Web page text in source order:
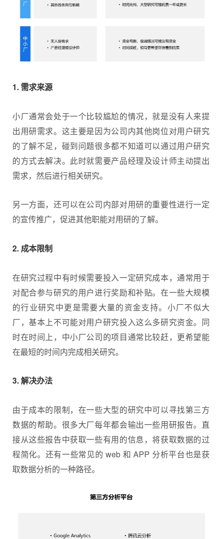
1. 需求来源
小厂通常会处于一个比较尴尬的情况，就是没有人来提
出用研需求。这主要是因为公司内其他岗位对用户研究
的了解不足，碰到问题很多都不知道可以通过用户研究
的方式去解决。此时就需要产品经理及设计师主动提出
需求，然后进行相关研究。
另一方面，还可以在公司内部对用研的重要性进行一定
的宣传推广，促进其他职能对用研的了解。
2. 成本限制
在研究过程中有时候需要投入一定研究成本，通常用于
对配合参与研究的用户进行奖励和补贴。在一些大规模
的行业研究中更是需要大量的资金支持。小厂不似大
厂，基本上不可能对用户研究投入这么多研究资金。同
时在时间上，中小厂公司的项目通常比较赶，更希望能
在最短的时间内完成相关研究。
3. 解决办法
由于成本的限制，在一些大型的研究中可以寻找第三方
数据的帮助。很多大厂每年都会输出一些用研报告。直
接从这些报告中获取一些有用的信息，将获取数据的过
程简化。还有一些常见的 web 和 APP 分析平台也是获
取数据分析的一种路径。